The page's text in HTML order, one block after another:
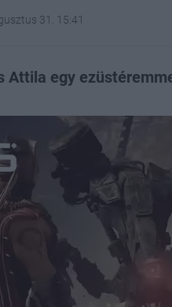
31. 15:41
Attila egy